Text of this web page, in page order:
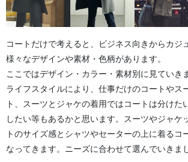
コートだけで考えると、ビジネス向きからカジ
様々なデザインや素材・色柄があります。
ここではデザイン・カラー・素材別に見ていき
ライフスタイルにより、仕事だけのコートやス
ト、スーツとジャケの着用ではコートは分けた
したい等もあるかと思います。スーツやジャケ
トのサイズ感とシャツやセーターの上に着るコ
なってきます。ニーズに合わせて選んでいきま